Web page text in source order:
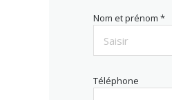
Nom et prénom *
Téléphone